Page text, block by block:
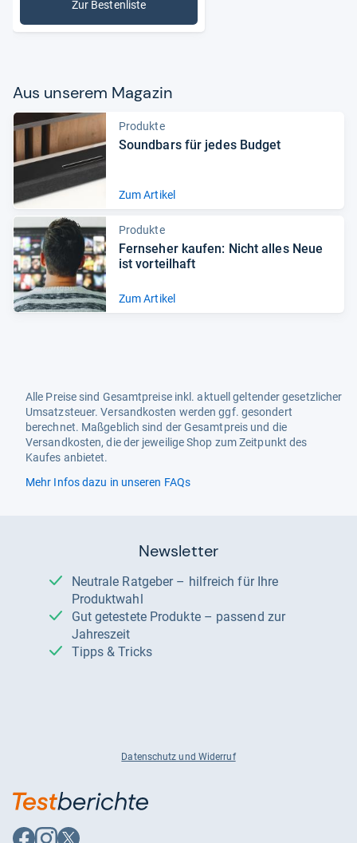
Zur Bestenliste: Surroundsysteme
Aus unse­rem Maga­zin
Produkte
Sound­bars für jedes Bud­get
Zum Artikel
Produkte
Fern­se­her kau­fen: Nicht alles Neue
ist vor­teil­haft
Zum Artikel
Alle Preise sind Gesamtpreise inkl. aktuell geltender gesetzlicher
Umsatzsteuer. Versandkosten werden ggf. gesondert
berechnet. Maßgeblich sind der Gesamtpreis und die
Versandkosten, die der jeweilige Shop zum Zeitpunkt des
Kaufes anbietet.
Mehr Infos dazu in unseren FAQs
Newsletter
Neutrale Ratgeber – hilfreich für Ihre
Produktwahl
Gut getestete Produkte – passend zur
Jahreszeit
Tipps & Tricks
Datenschutz und Widerruf
AufAufAuf